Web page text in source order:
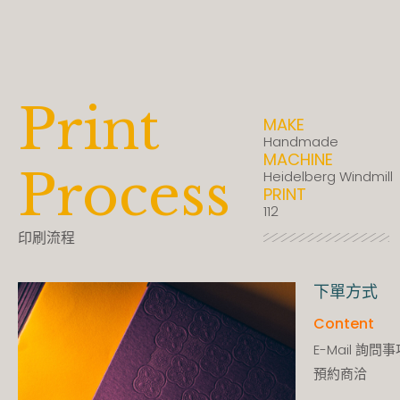
Print
Process
印刷流程
MAKE
Handmade
MACHINE
Heidelberg Windmill
PRINT
112
下單方式
Content
E-Mail 詢問事
預約商洽